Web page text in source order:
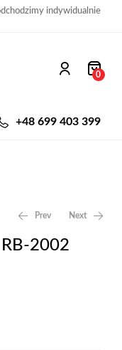
indywidualnie
0
+48 699 403 399
Prev Next
2002